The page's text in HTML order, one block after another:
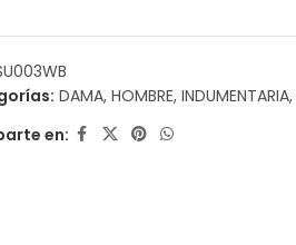
DAMA, HOMBRE, INDUMENTARIA,
en: